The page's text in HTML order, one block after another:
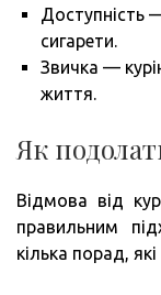
Доступність
сигарети.
Звичка —
життя.
Як
Відмова від
правильним
кілька порад,